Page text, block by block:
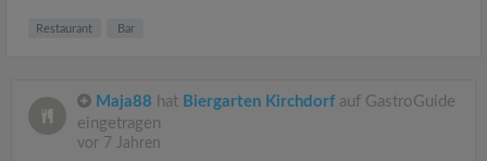
Restaurant Bar
Maja88 hat Biergarten Kirchdorf auf GastroGuide
eingetragen
vor 7 Jahren